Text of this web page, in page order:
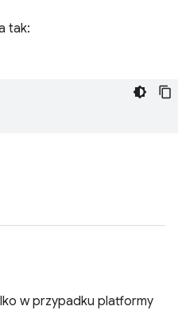
tak:
w przypadku platformy